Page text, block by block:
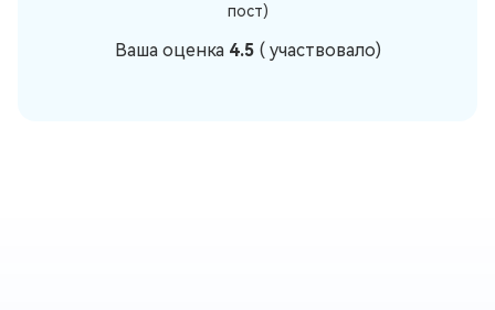
пост)
Ваша оценка 4.5 (участвовало)